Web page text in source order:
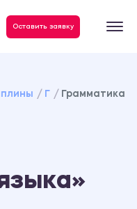
Оставить заявку
Г Грамматика